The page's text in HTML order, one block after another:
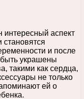
аспект
и после
украшены
такими как сердца,
не только
ей о